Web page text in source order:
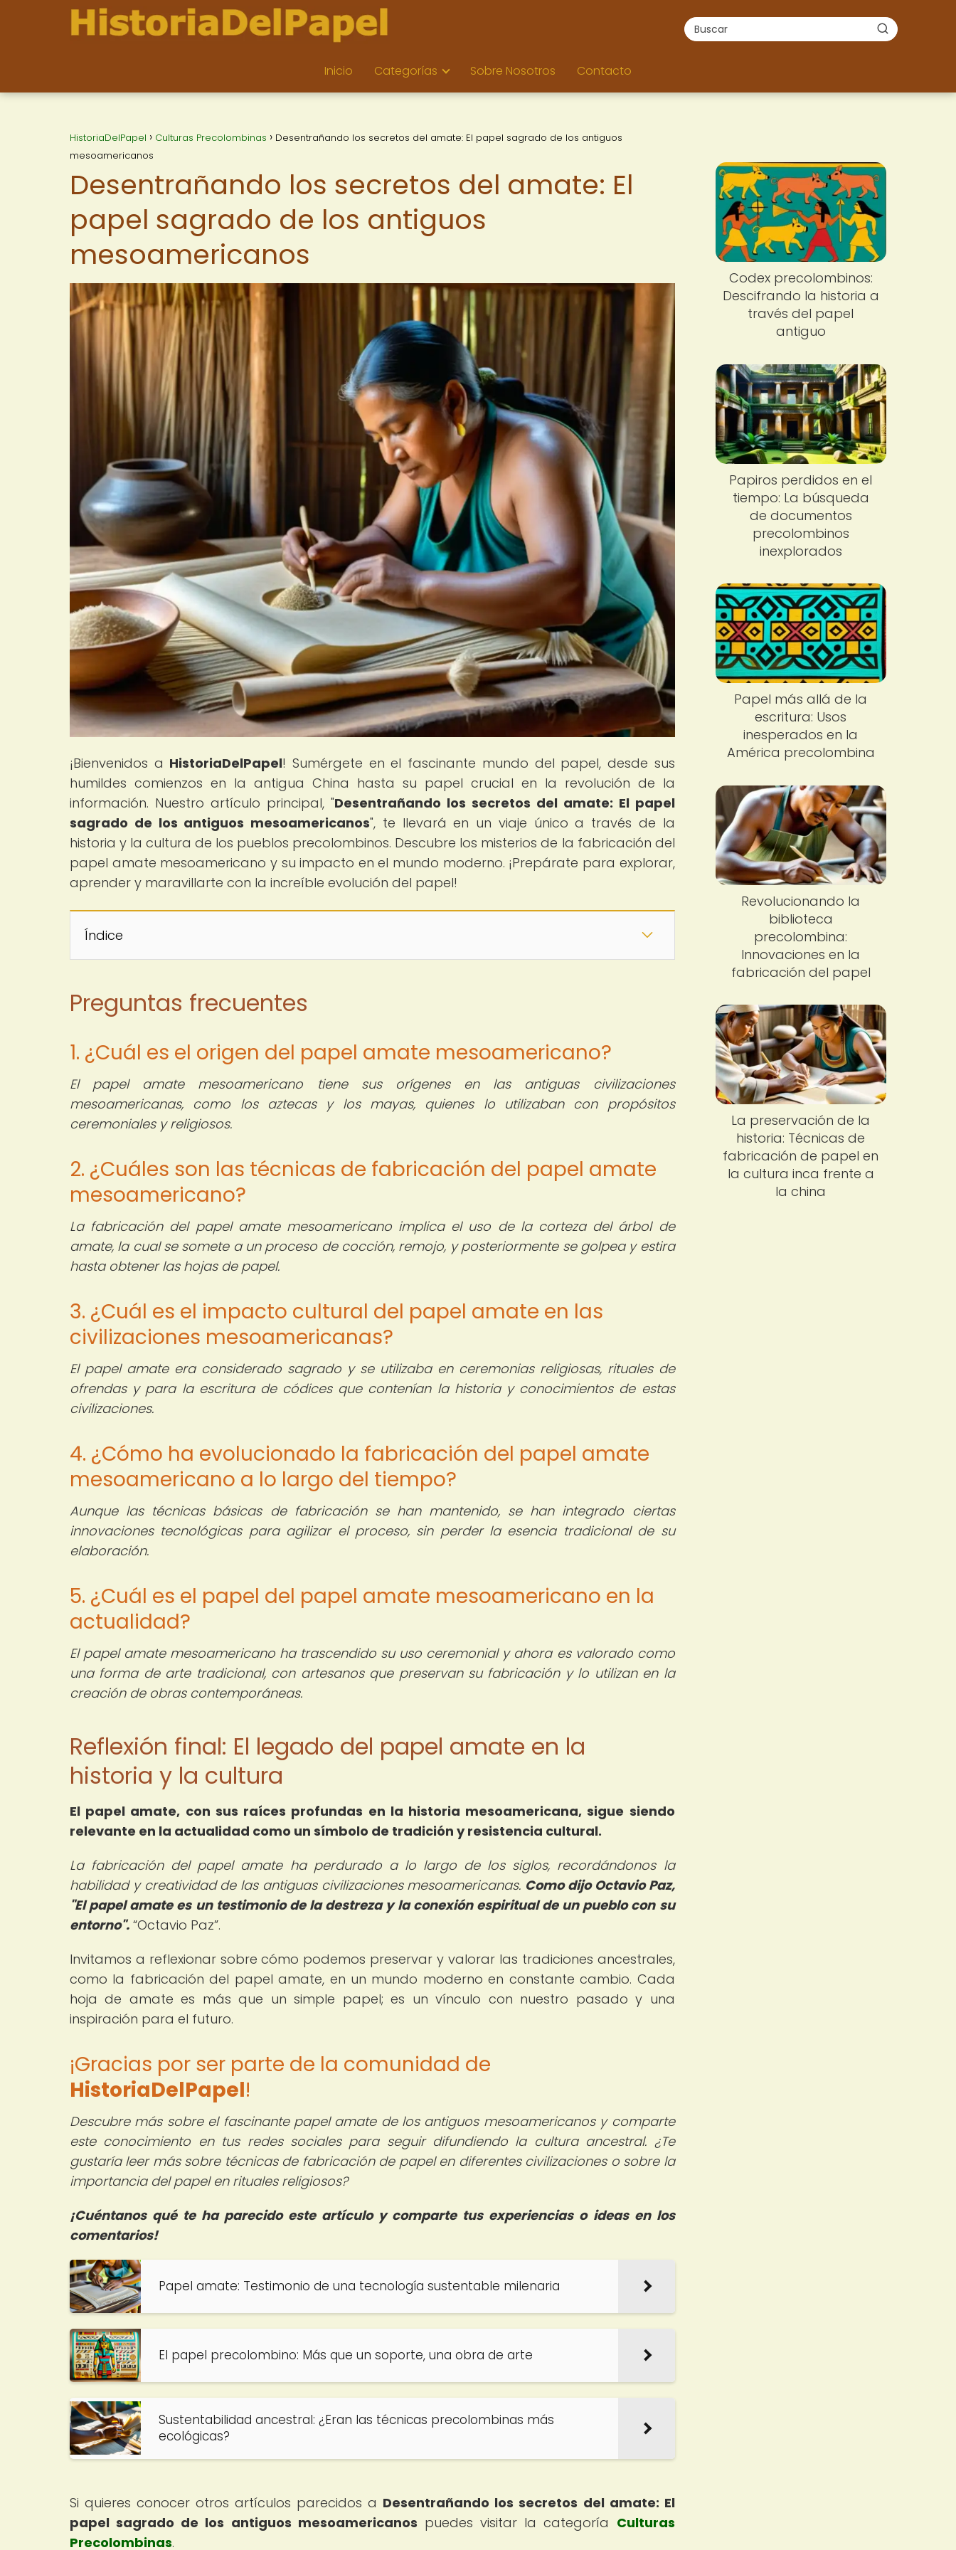
Inicio Categorías Sobre Nosotros Contacto
HistoriaDelPapel Culturas Precolombinas
Desentrañando los secretos del amate: El papel sagrado de los antiguos
mesoamericanos
Desentrañando los secretos del amate: El
papel sagrado de los antiguos
mesoamericanos
¡Bienvenidos a HistoriaDelPapel! Sumérgete en el fascinante mundo del papel, desde sus
humildes comienzos en la antigua China hasta su papel crucial en la revolución de la
información. Nuestro artículo principal, "Desentrañando los secretos del amate: El papel
sagrado de los antiguos mesoamericanos", te llevará en un viaje único a través de la
historia y la cultura de los pueblos precolombinos. Descubre los misterios de la fabricación del
papel amate mesoamericano y su impacto en el mundo moderno. ¡Prepárate para explorar,
aprender y maravillarte con la increíble evolución del papel!
Índice
Preguntas frecuentes
1. ¿Cuál es el origen del papel amate mesoamericano?
El papel amate mesoamericano tiene sus orígenes en las antiguas civilizaciones
mesoamericanas, como los aztecas y los mayas, quienes lo utilizaban con propósitos
ceremoniales y religiosos.
2. ¿Cuáles son las técnicas de fabricación del papel amate
mesoamericano?
La fabricación del papel amate mesoamericano implica el uso de la corteza del árbol de
amate, la cual se somete a un proceso de cocción, remojo, y posteriormente se golpea y estira
hasta obtener las hojas de papel.
3. ¿Cuál es el impacto cultural del papel amate en las
civilizaciones mesoamericanas?
El papel amate era considerado sagrado y se utilizaba en ceremonias religiosas, rituales de
ofrendas y para la escritura de códices que contenían la historia y conocimientos de estas
civilizaciones.
4. ¿Cómo ha evolucionado la fabricación del papel amate
mesoamericano a lo largo del tiempo?
Aunque las técnicas básicas de fabricación se han mantenido, se han integrado ciertas
innovaciones tecnológicas para agilizar el proceso, sin perder la esencia tradicional de su
elaboración.
5. ¿Cuál es el papel del papel amate mesoamericano en la
actualidad?
El papel amate mesoamericano ha trascendido su uso ceremonial y ahora es valorado como
una forma de arte tradicional, con artesanos que preservan su fabricación y lo utilizan en la
creación de obras contemporáneas.
Reflexión final: El legado del papel amate en la
historia y la cultura
El papel amate, con sus raíces profundas en la historia mesoamericana, sigue siendo
relevante en la actualidad como un símbolo de tradición y resistencia cultural.
La fabricación del papel amate ha perdurado a lo largo de los siglos, recordándonos la
habilidad y creatividad de las antiguas civilizaciones mesoamericanas. Como dijo Octavio Paz,
"El papel amate es un testimonio de la destreza y la conexión espiritual de un pueblo con su
entorno". Octavio Paz .
Invitamos a reflexionar sobre cómo podemos preservar y valorar las tradiciones ancestrales,
como la fabricación del papel amate, en un mundo moderno en constante cambio. Cada
hoja de amate es más que un simple papel; es un vínculo con nuestro pasado y una
inspiración para el futuro.
¡Gracias por ser parte de la comunidad de
HistoriaDelPapel!
Descubre más sobre el fascinante papel amate de los antiguos mesoamericanos y comparte
este conocimiento en tus redes sociales para seguir difundiendo la cultura ancestral. ¿Te
gustaría leer más sobre técnicas de fabricación de papel en diferentes civilizaciones o sobre la
importancia del papel en rituales religiosos?
¡Cuéntanos qué te ha parecido este artículo y comparte tus experiencias o ideas en los
comentarios!
Papel amate: Testimonio de una tecnología sustentable milenaria
El papel precolombino: Más que un soporte, una obra de arte
Sustentabilidad ancestral: ¿Eran las técnicas precolombinas más
ecológicas?
Si quieres conocer otros artículos parecidos a Desentrañando los secretos del amate: El
papel sagrado de los antiguos mesoamericanos puedes visitar la categoría Culturas
Precolombinas.
Codex precolombinos:
Descifrando la historia a
través del papel
antiguo
Papiros perdidos en el
tiempo: La búsqueda
de documentos
precolombinos
inexplorados
Papel más allá de la
escritura: Usos
inesperados en la
América precolombina
Revolucionando la
biblioteca
precolombina:
Innovaciones en la
fabricación del papel
La preservación de la
historia: Técnicas de
fabricación de papel en
la cultura inca frente a
la china